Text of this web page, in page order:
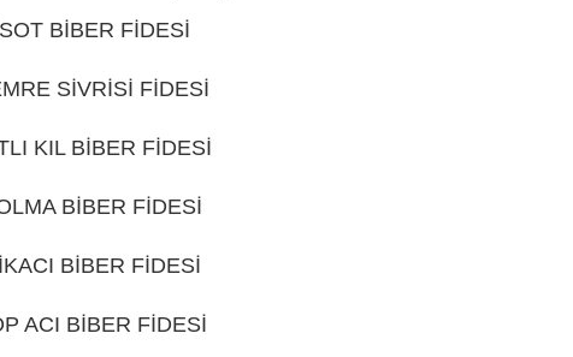
BİBER FİDESİ
SİVRİSİ FİDESİ
KIL BİBER FİDESİ
BİBER FİDESİ
BİBER FİDESİ
ACI BİBER FİDESİ